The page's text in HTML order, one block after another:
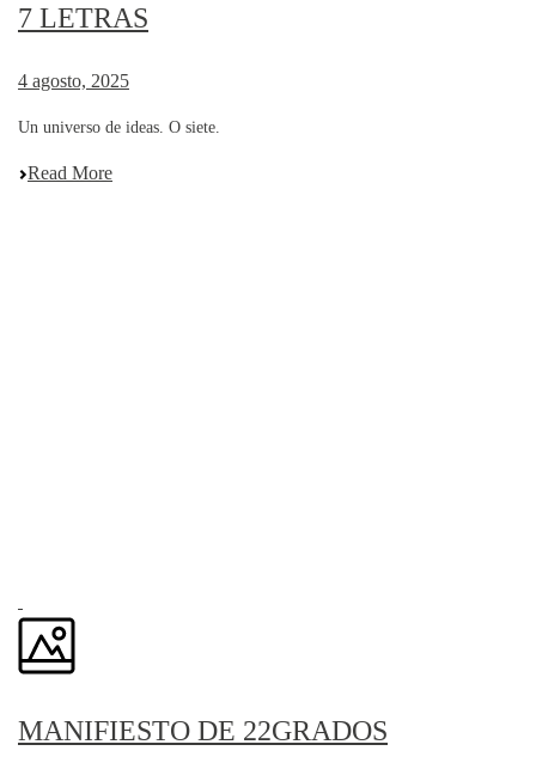
7 LETRAS
4 agosto, 2025
Un universo de ideas. O siete.
Read More
MANIFIESTO DE 22GRADOS